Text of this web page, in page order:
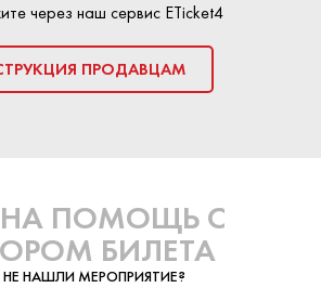
через наш сервис ETicket4
ПРОДАВЦАМ
ПОМОЩЬ С
БИЛЕТА
НАШЛИ МЕРОПРИЯТИЕ?